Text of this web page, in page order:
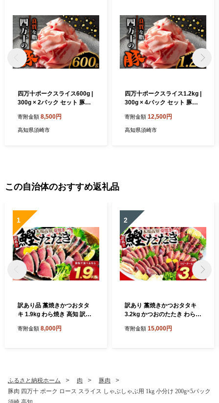
四万十ポークスライス600g |
300g × 2パック セット 豚肉
ライス 切り落とし 冷凍 真空
パック 簡単調理 細切れ 大容
寄附金額 8,500円
高知県須崎市
四万十ポークスライス1.2kg |
300g × 4パック セット 豚肉
ライス 切り落とし 冷凍 真空
パック 簡単調理 細切れ 大容
寄附金額 12,500円
高知県須崎市
この自治体のおすすめ返礼品
1
訳あり品 藁焼きかつおタタ
キ 1.9kg わら焼き 高知 訳あ
凍 真空 小分け 個包装 おつま
寄附金額 8,000円
2
訳あり 藁焼きかつおタタキ
3.2kg かつおのたたき わら焼
真空 小分け 個包装 おつまみ
寄附金額 15,000円
ふるさと納税ホーム 肉
豚肉
豚肉 四万十 ポーク ロース スライス しゃぶしゃぶ用 1kg 小分け 200g×5パック